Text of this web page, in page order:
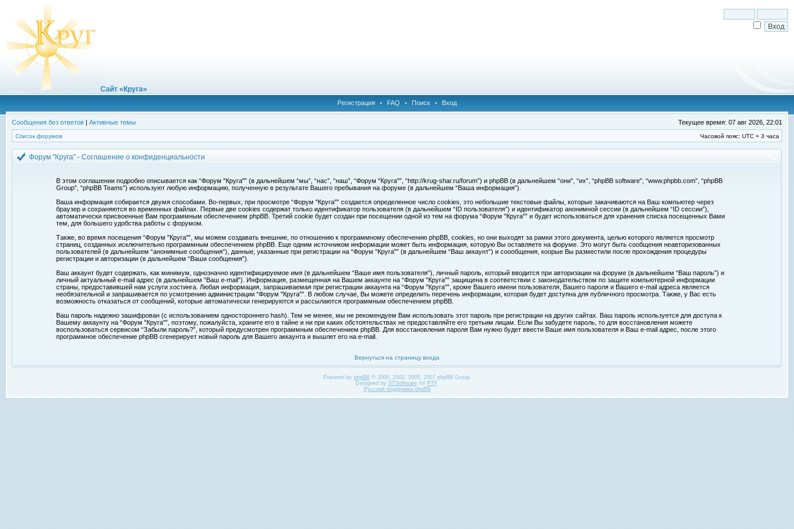
Сайт «Круга»
Регистрация • FAQ • Поиск • Вход
Сообщения без ответов | Активные темы Текущее время: 07 авг 2026, 22:01
Список форумов Часовой пояс: UTC + 3 часа
Форум "Круга" - Соглашение о конфиденциальности
В этом соглашении подробно описывается как “Форум "Круга"” (в дальнейшем “мы”, “нас”, “наш”, “Форум "Круга"”, “http://krug-shar.ru/forum”) и phpBB (в дальнейшем “они”, “их”, “phpBB software”, “www.phpbb.com”, “phpBB
Group”, “phpBB Teams”) используют любую информацию, полученную в результате Вашего пребывания на форуме (в дальнейшем “Ваша информация”).
Ваша информация собирается двумя способами. Во-первых, при просмотре “Форум "Круга"” создается определенное число cookies, это небольшие текстовые файлы, которые закачиваются на Ваш компьютер через
браузер и сохраняются во временных файлах. Первые две cookies содержат только идентификатор пользователя (в дальнейшем “ID пользователя”) и идентификатор анонимной сессии (в дальнейшем “ID сессии”),
автоматически присвоенные Вам программным обеспечением phpBB. Третий cookie будет создан при посещении одной из тем на форума “Форум "Круга"” и будет использоваться для хранения списка посещенных Вами
тем, для большего удобства работы с форумом.
Также, во время посещения “Форум "Круга"”, мы можем создавать внешние, по отношению к программному обеспечению phpBB, cookies, но они выходят за рамки этого документа, целью которого является просмотр
страниц, созданных исключительно программным обеспечением phpBB. Еще одним источником информации может быть информация, которую Вы оставляете на форуме. Это могут быть сообщения неавторизованных
пользователей (в дальнейшем “анонимные сообщения”), данные, указанные при регистрации на “Форум "Круга"” (в дальнейшем “Ваш аккаунт”) и соообщения, коорые Вы разместили после прохождения процедуры
регистрации и авторизации (в дальнейшем “Ваши сообщения”).
Ваш аккаунт будет содержать, как минимум, однозначно идентифицируемое имя (в дальнейшем “Ваше имя пользователя”), личный пароль, который вводится при авторизации на форуме (в дальнейшем “Ваш пароль”) и
личный актуальный e-mail адрес (в дальнейшем “Ваш e-mail”). Информация, размещенная на Вашем аккаунте на “Форум "Круга"” защищена в соответствии с законодательством по защите компьютерной информации
страны, предоставившей нам услуги хостинга. Любая информация, запрашиваемая при регистрации аккаунта на “Форум "Круга"”, кроме Вашего имени пользователя, Вашего пароля и Вашего e-mail адреса является
необязательной и запрашивается по усмотрению администрации “Форум "Круга"”. В любом случае, Вы можете определить перечень информации, которая будет доступна для публичного просмотра. Также, у Вас есть
возможность отказаться от сообщений, которые автоматически генерируются и рассылаются программным обеспечением phpBB.
Ваш пароль надежно зашифрован (с использованием одностороннего hash). Тем не менее, мы не рекомендуем Вам использовать этот пароль при регистрации на других сайтах. Ваш пароль используется для доступа к
Вашему аккаунту на “Форум "Круга"”, поэтому, пожалуйста, храните его в тайне и ни при каких обстоятельствах не предоставляйте его третьим лицам. Если Вы забудете пароль, то для восстановления можете
воспользоваться сервисом “Забыли пароль?”, который предусмотрен программным обеспечением phpBB. Для восстановления пароля Вам нужно будет ввести Ваше имя пользователя и Ваш e-mail адрес, после этого
программное обеспечение phpBB сгенерирует новый пароль для Вашего аккаунта и вышлет его на e-mail.
Вернуться на страницу входа
Powered by phpBB© 2000, 2002, 2005, 2007 phpBB Group.
Designed by STSoftwarefor PTF.
Русская поддержка phpBB